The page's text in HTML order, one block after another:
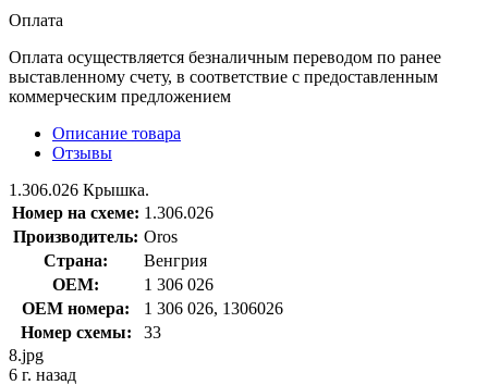
Оплата
Оплата осуществляется безналичным переводом по ранее
выставленному счету, в соответствие с предоставленным
коммерческим предложением
Описание товара
Отзывы
1.306.026 Крышка.
Номер на схеме: 1.306.026
Производитель: Oros
Страна:
Венгрия
OEM:
1 306 026
OEM номера:
1 306 026, 1306026
Номер схемы:
33
8.jpg
6 г. назад